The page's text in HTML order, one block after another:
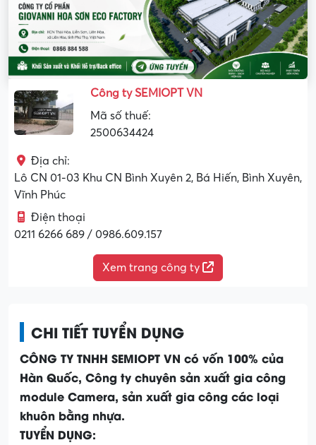
Công ty SEMIOPT VN
Mã số thuế:
2500634424
Địa chỉ:
Lô CN 01-03 Khu CN Bình Xuyên 2, Bá Hiến, Bình Xuyên,
Vĩnh Phúc
Điện thoại
0211 6266 689 / 0986.609.157
Xem trang công ty
CHI TIẾT TUYỂN DỤNG
CÔNG TY TNHH SEMIOPT VN có vốn 100% của
Hàn Quốc, Công ty chuyên sản xuất gia công
module Camera, sản xuất gia công các loại
khuôn bằng nhựa.
TUYỂN DỤNG: